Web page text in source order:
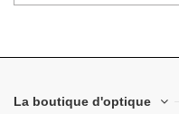
La boutique d'optique